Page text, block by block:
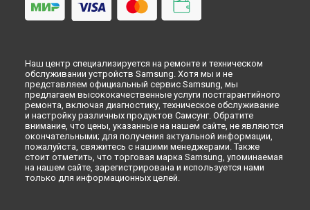
Духовой шкаф
Вытяжка
Наш центр специализируется на ремонте и техническом
обслуживании устройств Samsung. Хотя мы и не
представляем официальный сервис Samsung, мы
предлагаем высококачественные услуги постгарантийного
ремонта, включая диагностику, техническое обслуживание
и настройку различных продуктов Самсунг. Обратите
внимание, что цены, указанные на нашем сайте, не являются
окончательными; для получения актуальной информации,
пожалуйста, свяжитесь с нашими менеджерами. Также
стоит отметить, что торговая марка Samsung, упоминаемая
на нашем сайте, зарегистрирована и используется нами
только для информационных целей.